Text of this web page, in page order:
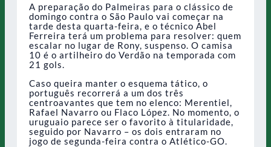
A preparação do Palmeiras para o clássico de
domingo contra o São Paulo vai começar na
tarde desta quarta-feira, e o técnico Abel
Ferreira terá um problema para resolver: quem
escalar no lugar de Rony, suspenso. O camisa
10 é o artilheiro do Verdão na temporada com
21 gols.
Caso queira manter o esquema tático, o
português recorrerá a um dos três
centroavantes que tem no elenco: Merentiel,
Rafael Navarro ou Flaco López. No momento, o
uruguaio parece ser o favorito à titularidade,
seguido por Navarro – os dois entraram no
jogo de segunda-feira contra o Atlético-GO.